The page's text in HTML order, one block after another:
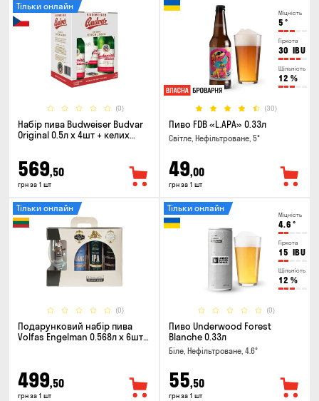
(0)
Тільки онлайн
Набір пива Budweiser Budvar
Original 0.5л х 4шт + келих
569,50
грн за 1 шт
Міцність
5 °
Гіркота
30 IBU
Щільність
12 %
(30)
Пиво FDB «L.APA» 0.33л
Світле, Нефільтроване, 5°
49,00
грн за 1 шт
(0)
Тільки онлайн
Подарунковий набір пива
Volfas Engelman 0.568л x 6шт +
499,50
грн за 1 шт
Міцність
4.6 °
Гіркота
15 IBU
Щільність
12 %
(0)
Тільки онлайн
Пиво Underwood Forest
Blanche 0.33л
Біле, Нефільтроване, 4.6°
55,50
грн за 1 шт